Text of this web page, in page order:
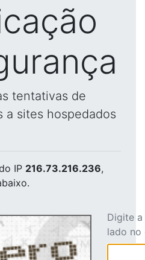
tentativas de
a sites hospedados
IP 216.73.216.236,
Digite
lado no